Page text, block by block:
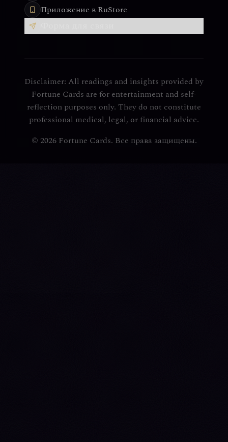
Приложение в RuStore
Disclaimer: All readings and insights provided by
Fortune Cards are for entertainment and self-
reflection purposes only. They do not constitute
professional medical, legal, or financial advice.
© 2026 Fortune Cards. Все права защищены.